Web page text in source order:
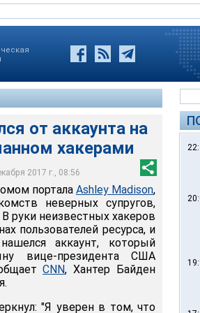
от аккаунта на
хакерами
2017 г., 08:56
идет речь, не
я узнал об этом
для
руки неизвестных
пост президента от
24 августа,
Байдена
портала Ashley Madison,
неверных супругов,
руки неизвестных хакеров
пользователей ресурса, и
аккаунт, который
вице-президента США
CNN, Хантер Байден
"Я уверен в том, что